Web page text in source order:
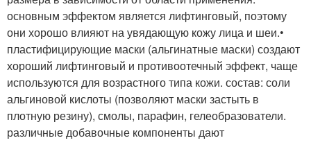
основным эффектом является лифтинговый, поэтому
они хорошо влияют на увядающую кожу лица и шеи.•
пластифицирующие маски (альгинатные маски) создают
хороший лифтинговый и противоотечный эффект, чаще
используются для возрастного типа кожи. состав: соли
альгиновой кислоты (позволяют маски застыть в
плотную резину), смолы, парафин, гелеобразователи.
различные добавочные компоненты дают